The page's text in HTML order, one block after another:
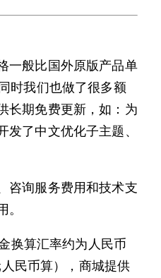
一般比国外原版产品单
时我们也做了很多额
长期免费更新，如：为
了中文优化子主题、
咨询服务费用和技术支
换算汇率约为人民币
民币算），商城提供